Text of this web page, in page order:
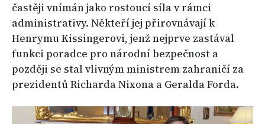
častěji vnímán jako rostoucí síla v rámci
administrativy. Někteří jej přirovnávají k
Henrymu Kissingerovi, jenž nejprve zastával
funkci poradce pro národní bezpečnost a
později se stal vlivným ministrem zahraničí za
prezidentů Richarda Nixona a Geralda Forda.